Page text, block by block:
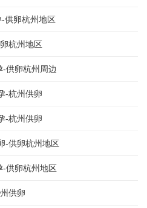
供卵杭州地区
杭州地区
供卵杭州周边
-杭州供卵
-杭州供卵
-供卵杭州地区
-供卵杭州地区
供卵